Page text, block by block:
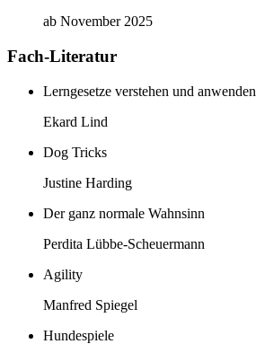
ab November 2025
Fach-Literatur
Lerngesetze verstehen und anwenden
Ekard Lind
Dog Tricks
Justine Harding
Der ganz normale Wahnsinn
Perdita Lübbe-Scheuermann
Agility
Manfred Spiegel
Hundespiele